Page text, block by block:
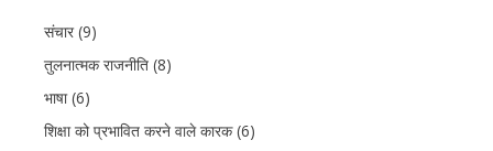
संचार (9)
तुलनात्मक राजनीति (8)
भाषा (6)
शिक्षा को प्रभावित करने वाले कारक (6)